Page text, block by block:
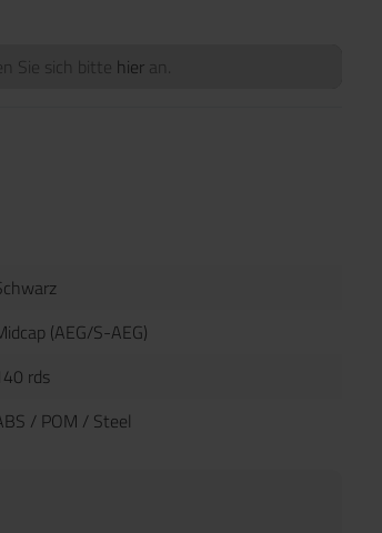
Sie sich bitte hier an.
(AEG/S-AEG)
rds
/ POM / Steel